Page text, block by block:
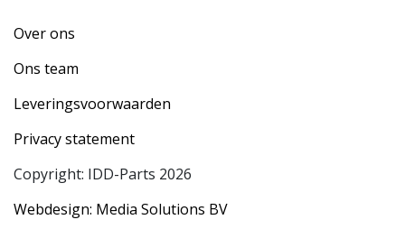
Over ons
Ons team
Leveringsvoorwaarden
Privacy statement
Copyright: IDD-Parts 2026
Webdesign: Media Solutions BV